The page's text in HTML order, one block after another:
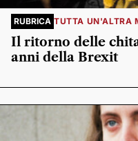
RUBRICA TUTTA UN'ALTRA
Il ritorno delle
anni della Brexit